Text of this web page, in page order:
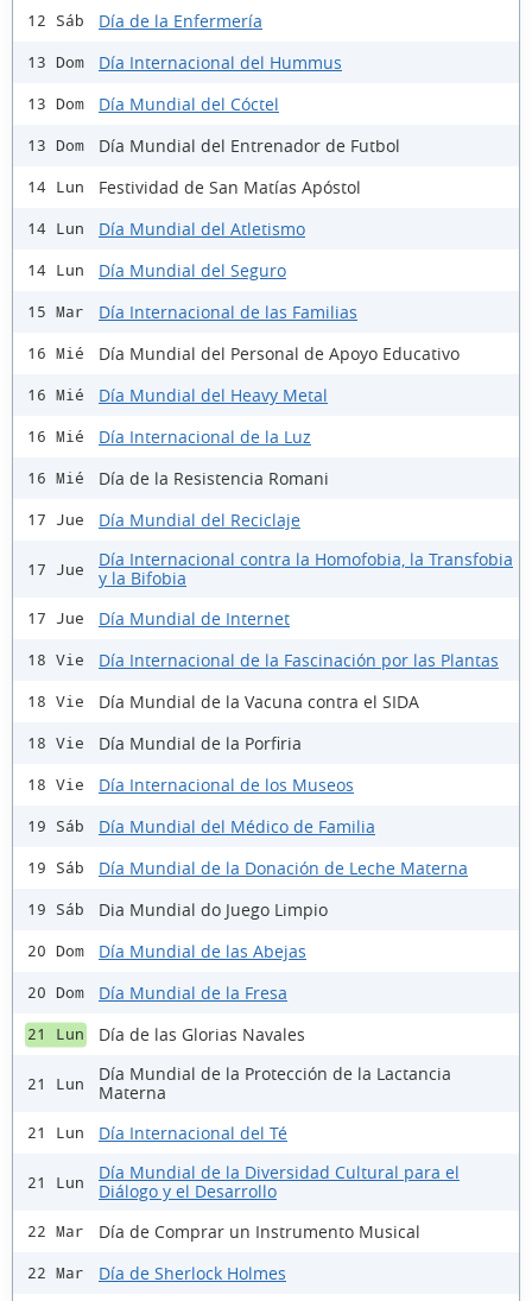
12 Sáb Día de la Enfermería
13 Dom Día Internacional del Hummus
13 Dom Día Mundial del Cóctel
13 Dom Día Mundial del Entrenador de Futbol
14 Lun Festividad de San Matías Apóstol
14 Lun Día Mundial del Atletismo
14 Lun Día Mundial del Seguro
15 Mar Día Internacional de las Familias
16 Mié Día Mundial del Personal de Apoyo Educativo
16 Mié Día Mundial del Heavy Metal
16 Mié Día Internacional de la Luz
16 Mié Día de la Resistencia Romani
17 Jue Día Mundial del Reciclaje
17 Jue
Día Internacional contra la Homofobia, la Transfobia
y la Bifobia
17 Jue Día Mundial de Internet
18 Vie Día Internacional de la Fascinación por las Plantas
18 Vie Día Mundial de la Vacuna contra el SIDA
18 Vie Día Mundial de la Porfiria
18 Vie Día Internacional de los Museos
19 Sáb Día Mundial del Médico de Familia
19 Sáb Día Mundial de la Donación de Leche Materna
19 Sáb Dia Mundial do Juego Limpio
20 Dom Día Mundial de las Abejas
20 Dom Día Mundial de la Fresa
21 Lun Día de las Glorias Navales
21 Lun
Día Mundial de la Protección de la Lactancia
Materna
21 Lun Día Internacional del Té
21 Lun
Día Mundial de la Diversidad Cultural para el
Diálogo y el Desarrollo
22 Mar Día de Comprar un Instrumento Musical
22 Mar Día de Sherlock Holmes